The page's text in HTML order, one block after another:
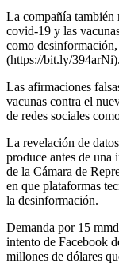
La compañía también
covid-19 y las
como
(https://bit.ly/394arNi).
Las afirmaciones
vacunas contra el
de redes sociales
La revelación de
produce antes de
de la Cámara de
en que plataformas
la desinformación.
Demanda por 15
intento de Facebook
millones de dólares